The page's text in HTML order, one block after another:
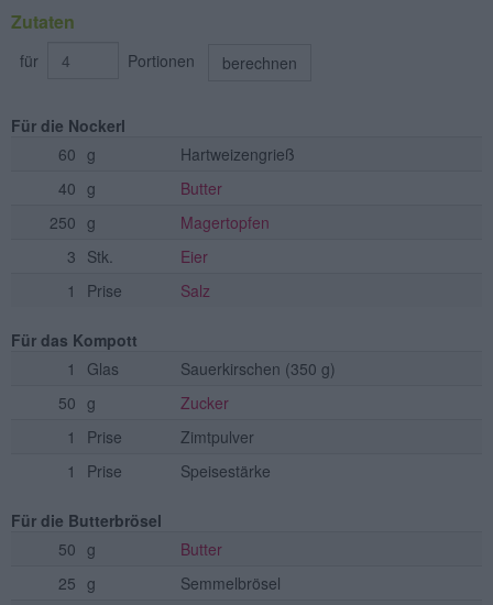
Zutaten
für Portionen berechnen
Für die Nockerl
60 g
Hartweizengrieß
40 g
Butter
250 g
Magertopfen
3 Stk.
Eier
1
Prise Salz
Für das Kompott
1
Glas Sauerkirschen (350 g)
50 g
Zucker
1
Prise
Zimtpulver
1
Prise Speisestärke
Für die Butterbrösel
50 g
Butter
25 g
Semmelbrösel